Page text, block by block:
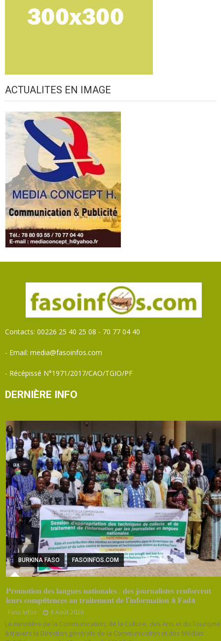
ACTUALITES EN IMAGE
Contacts: 00226 25 40 25 08 - 70 77 04 40
- Email: media@fasoinfos.com
- Récépissé N°1971/2017/CAO/TGIO/PF
DERNIÈRE INFO
BURKINA FASO FASOINFOS.COM
𝐏𝐫𝐨𝐦𝐨𝐭𝐢𝐨𝐧 𝐝𝐞𝐬 𝐥𝐚𝐧𝐠𝐮𝐞𝐬 𝐧𝐚𝐭𝐢𝐨𝐧𝐚𝐥𝐞𝐬 : 𝐝𝐞𝐬 𝐣𝐨𝐮𝐫𝐧𝐚𝐥𝐢𝐬𝐭𝐞𝐬 𝐫𝐞𝐧𝐟𝐨𝐫𝐜𝐞𝐧𝐭
𝐥𝐞𝐮𝐫𝐬 𝐜𝐨𝐦𝐩é𝐭𝐞𝐧𝐜𝐞𝐬 𝐚𝐮 𝐭𝐫𝐚𝐢𝐭𝐞𝐦𝐞𝐧𝐭 𝐝𝐞 𝐥’𝐢𝐧𝐟𝐨𝐫𝐦𝐚𝐭𝐢𝐨𝐧 à 𝐅𝐚𝐝a
Faso Infos 6 Août 2026
Le ministère de la Communication, de la Culture, des Arts et du Tourisme
à travers la Direction générale de la Communication et des Médias